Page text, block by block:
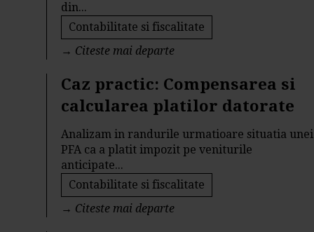
din...
Contabilitate si fiscalitate
→ Citeste mai departe
Caz practic: Compensarea si
calcularea platilor datorate
Analizam in randurile urmatioare situatia unei
PFA ca a platit impozit pe veniturile
anticipate...
Contabilitate si fiscalitate
→ Citeste mai departe